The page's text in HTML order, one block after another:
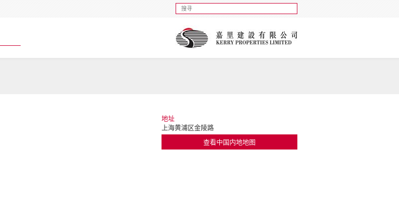
地址
上海黄浦区金陵路
查看中国内地地图